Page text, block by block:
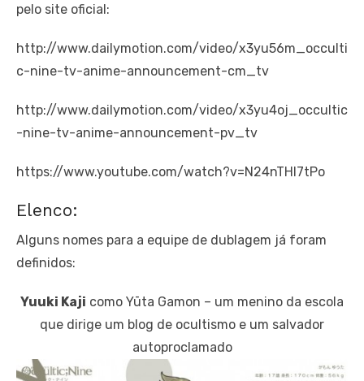
pelo site oficial:
http://www.dailymotion.com/video/x3yu56m_occulti
c-nine-tv-anime-announcement-cm_tv
http://www.dailymotion.com/video/x3yu4oj_occultic
-nine-tv-anime-announcement-pv_tv
https://www.youtube.com/watch?v=N24nTHI7tPo
Elenco:
Alguns nomes para a equipe de dublagem já foram
definidos:
Yuuki Kaji como Yūta Gamon – um menino da escola
que dirige um blog de ​​ocultismo e um salvador
autoproclamado